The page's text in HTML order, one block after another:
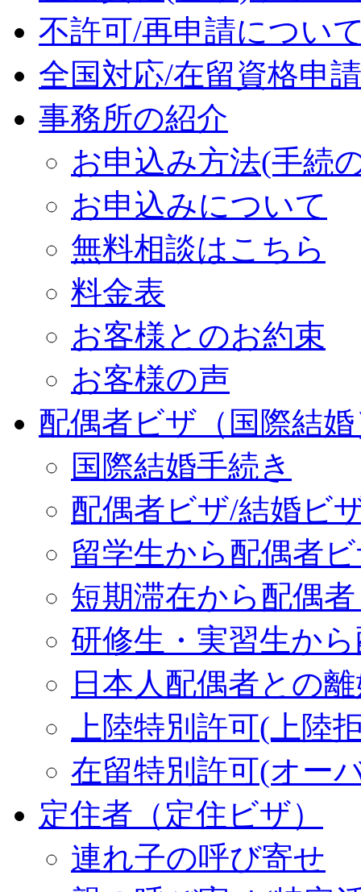
不許可/再申請につい
全国対応/在留資格申請
事務所の紹介
お申込み方法(手続
お申込みについて
無料相談はこちら
料金表
お客様とのお約束
お客様の声
配偶者ビザ（国際結
国際結婚手続き
配偶者ビザ/結婚ビ
留学生から配偶者
短期滞在から配偶
研修生・実習生か
日本人配偶者との
上陸特別許可(上陸
在留特別許可(オー
定住者（定住ビザ）
連れ子の呼び寄せ